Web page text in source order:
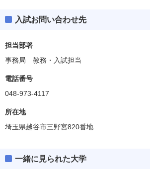
入試お問い合わせ先
担当部署
事務局 教務・入試担当
電話番号
048-973-4117
所在地
埼玉県越谷市三野宮820番地
一緒に見られた大学